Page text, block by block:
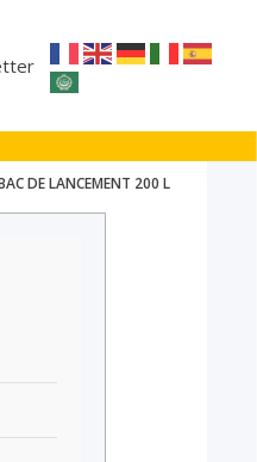
DE LANCEMENT 200 L